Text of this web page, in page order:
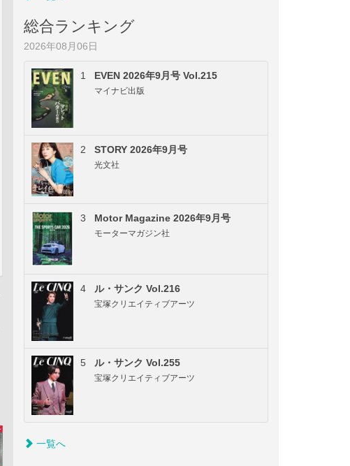
総合ランキング
2026年08月06日
1 EVEN 2026年9月号 Vol.215
マイナビ出版
2 STORY 2026年9月号
光文社
3 Motor Magazine 2026年9月号
モーターマガジン社
4 ル・サンク Vol.216
宝塚クリエイティブアーツ
5 ル・サンク Vol.255
宝塚クリエイティブアーツ
一覧へ